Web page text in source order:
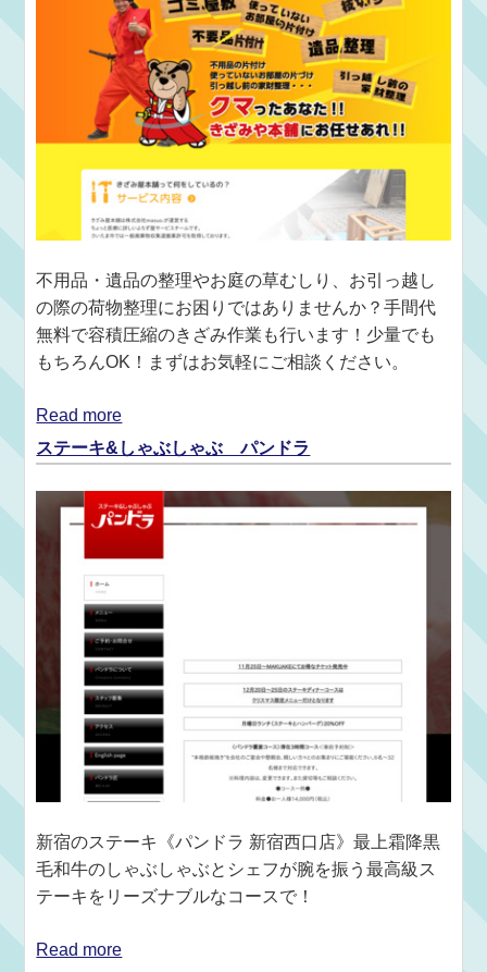
不用品・遺品の整理やお庭の草むしり、お引っ越し
の際の荷物整理にお困りではありませんか？手間代
無料で容積圧縮のきざみ作業も行います！少量でも
もちろんOK！まずはお気軽にご相談ください。
Read more
ステーキ&しゃぶしゃぶ パンドラ
新宿のステーキ《パンドラ 新宿西口店》最上霜降黒
毛和牛のしゃぶしゃぶとシェフが腕を振う最高級ス
テーキをリーズナブルなコースで！
Read more